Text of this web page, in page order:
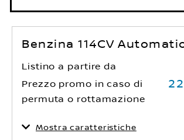
Benzina 114CV
Listino a partire da
Prezzo promo in caso di
permuta o rottamazione
Mostra caratteristiche